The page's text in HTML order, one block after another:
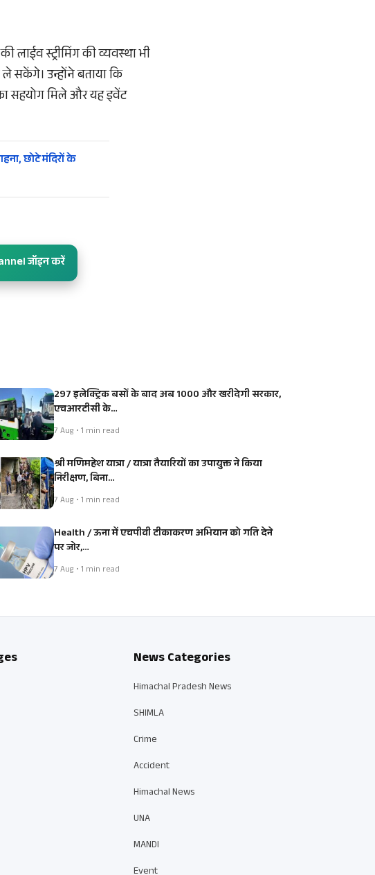
लाईव स्ट्रीमिंग की व्यवस्था भी
सकेंगे। उन्होंने बताया कि
सहयोग मिले और यह इवेंट
छोटे मंदिरों के
जॉइन करें
297 इलेक्ट्रिक बसों के बाद अब 1000 और खरीदेगी सरकार,
एचआरटीसी के…
7 Aug • 1 min read
श्री मणिमहेश यात्रा / यात्रा तैयारियों का उपायुक्त ने किया
निरीक्षण, बिना…
7 Aug • 1 min read
Health / ऊना में एचपीवी टीकाकरण अभियान को गति देने
पर जोर,…
7 Aug • 1 min read
News Categories
Himachal Pradesh News
SHIMLA
Crime
Accident
Himachal News
UNA
MANDI